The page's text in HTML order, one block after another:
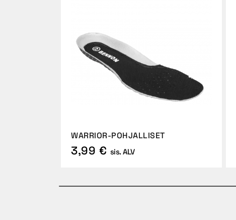
WARRIOR-POHJALLISET
3,99 € sis. ALV